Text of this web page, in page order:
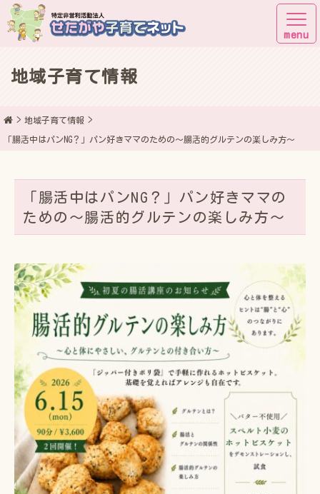
地域子育て情報
地域子育て情報
「腸活中はパンNG？」パン好きママのための～腸活的グルテンの楽しみ方～
「腸活中はパンNG？」パン好きママの
ための～腸活的グルテンの楽しみ方～